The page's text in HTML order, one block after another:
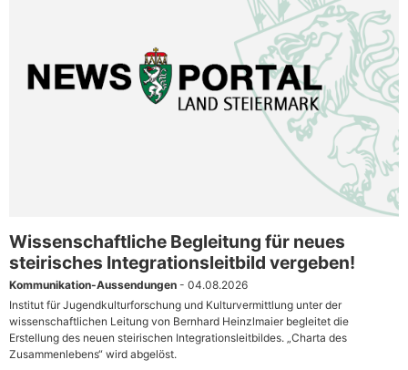
Wissenschaftliche Begleitung für neues
steirisches Integrationsleitbild vergeben!
Kommunikation-Aussendungen - 04.08.2026
Institut für Jugendkulturforschung und Kulturvermittlung unter der
wissenschaftlichen Leitung von Bernhard Heinzlmaier begleitet die
Erstellung des neuen steirischen Integrationsleitbildes. „Charta des
Zusammenlebens“ wird abgelöst.